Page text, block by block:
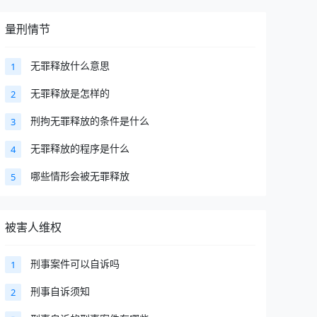
量刑情节
1 无罪释放什么意思
2 无罪释放是怎样的
3 刑拘无罪释放的条件是什么
4 无罪释放的程序是什么
5 哪些情形会被无罪释放
被害人维权
1 刑事案件可以自诉吗
2 刑事自诉须知